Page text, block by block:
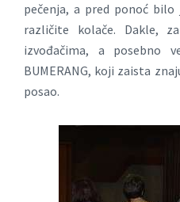
pečenja, a pred ponoć
različite kolače. Dakle,
izvođačima, a posebno
BUMERANG, koji zaista
posao.